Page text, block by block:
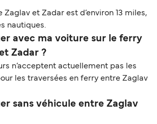
Zaglav et Zadar est d’environ 13 miles,
nautiques.
avec ma voiture sur le ferry
Zadar ?
n’acceptent actuellement pas les
les traversées en ferry entre Zaglav
sans véhicule entre Zaglav